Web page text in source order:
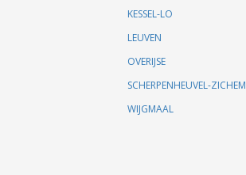
KESSEL-LO
LEUVEN
OVERIJSE
SCHERPENHEUVEL-ZICHEM
WIJGMAAL